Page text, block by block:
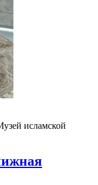
исламской